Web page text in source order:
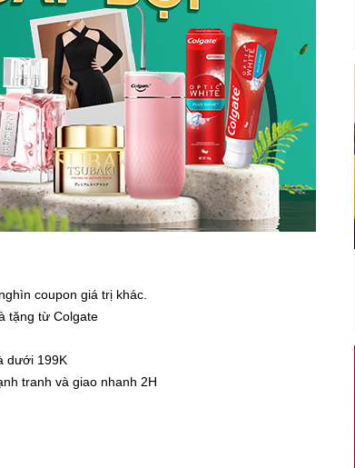
coupon giá trị khác.
tặng từ Colgate
dưới 199K
tranh và giao nhanh 2H